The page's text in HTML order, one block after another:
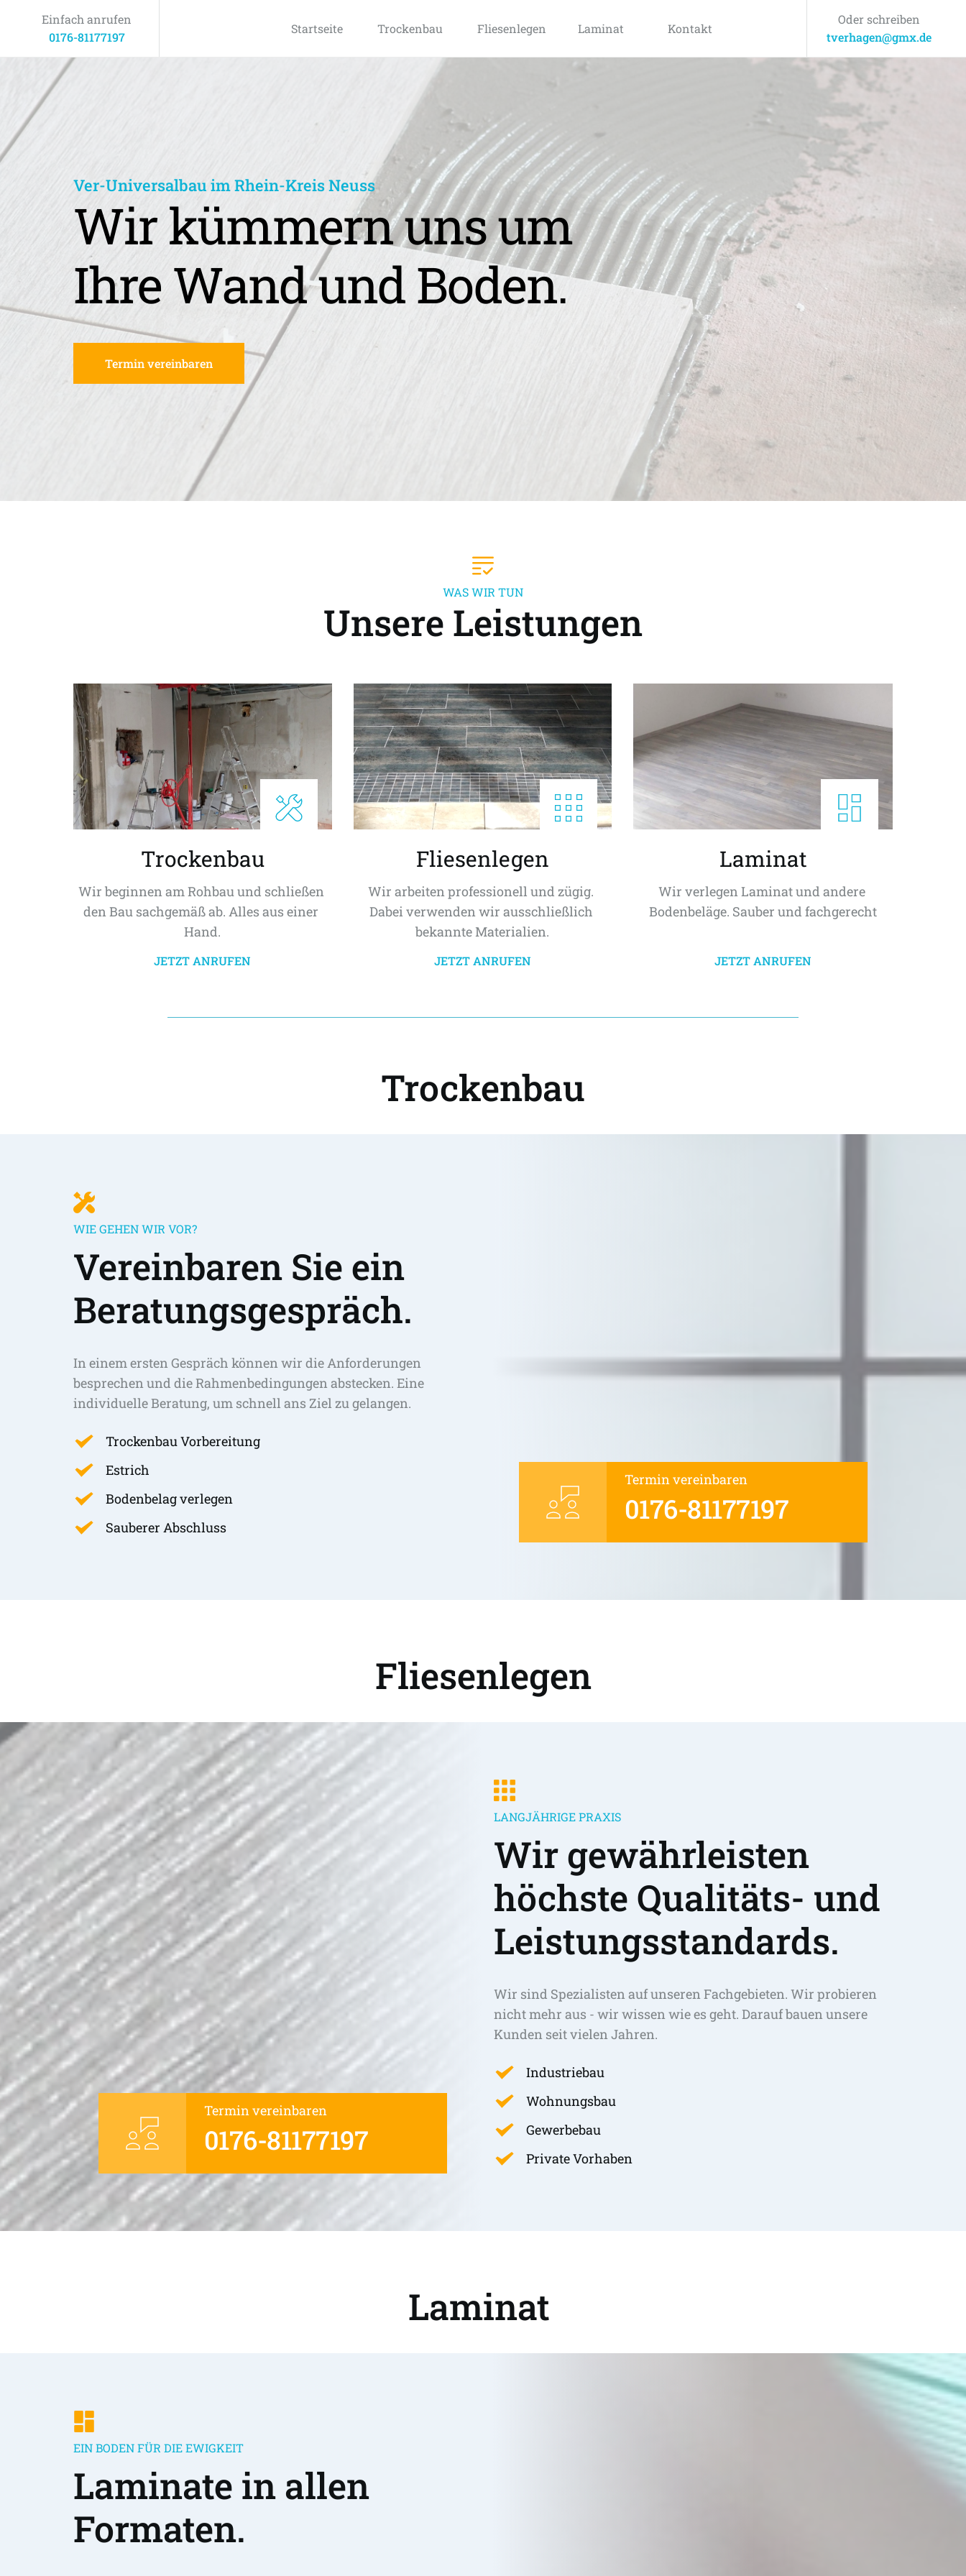
Einfach anrufen
0176-81177197
Startseite Trockenbau Fliesenlegen Laminat Kontakt
Oder schreiben
tverhagen@gmx.de
Ver-Universalbau im Rhein-Kreis Neuss
Wir kümmern uns um
Ihre Wand und Boden.
Termin vereinbaren
WAS WIR TUN
Unsere Leistungen
Trockenbau
Wir beginnen am Rohbau und schließen
den Bau sachgemäß ab. Alles aus einer
Hand.
JETZT ANRUFEN
Fliesenlegen
Wir arbeiten professionell und zügig.
Dabei verwenden wir ausschließlich
bekannte Materialien.
JETZT ANRUFEN
Laminat
Wir verlegen Laminat und andere
Bodenbeläge. Sauber und fachgerecht
JETZT ANRUFEN
Trockenbau
WIE GEHEN WIR VOR?
Vereinbaren Sie ein
Beratungsgespräch.
In einem ersten Gespräch können wir die Anforderungen
besprechen und die Rahmenbedingungen abstecken. Eine
individuelle Beratung, um schnell ans Ziel zu gelangen.
Trockenbau Vorbereitung
Estrich
Bodenbelag verlegen
Sauberer Abschluss
Termin vereinbaren
0176-81177197
Fliesenlegen
Termin vereinbaren
0176-81177197
LANGJÄHRIGE PRAXIS
Wir gewährleisten
höchste Qualitäts- und
Leistungsstandards.
Wir sind Spezialisten auf unseren Fachgebieten. Wir probieren
nicht mehr aus - wir wissen wie es geht. Darauf bauen unsere
Kunden seit vielen Jahren.
Industriebau
Wohnungsbau
Gewerbebau
Private Vorhaben
Laminat
EIN BODEN FÜR DIE EWIGKEIT
Laminate in allen
Formaten.